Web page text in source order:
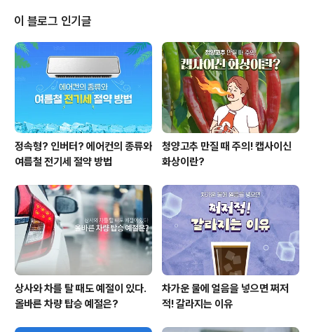
2018년 7월 1일부터 - 직원 50~299인 사업장 : 2020
년 1월 1일부터 - 직원 5~49인 사업장 : 2021년 7월 1일
부터 새로운 개정법이 내 삶에 어떤 변화를 가져올 지 궁금
해하시는 분들 많으실텐데요. 일단 개정법에 대해 정확히
아는 것이 제일 중요하겠죠? 본회의에 통과된 근로기준법
개정안을..
이 블로그 인기글
정속형? 인버터? 에어컨의 종류와
여름철 전기세 절약 방법
청양고추 만질 때 주의! 캡사이신
화상이란?
상사와 차를 탈 때도 예절이 있다.
올바른 차량 탑승 예절은?
차가운 물에 얼음을 넣으면 쩌저
적! 갈라지는 이유